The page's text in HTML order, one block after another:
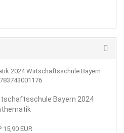
Bayern 2024
15,90 EUR